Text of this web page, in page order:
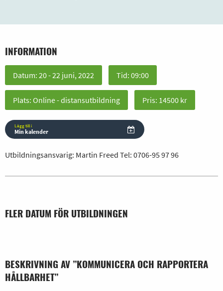
INFORMATION
Datum: 20 - 22 juni, 2022 Tid: 09:00
Plats: Online - distansutbildning Pris: 14500 kr
Lägg till i
Min kalender
Utbildningsansvarig: Martin Freed Tel: 0706-95 97 96
FLER DATUM FÖR UTBILDNINGEN
BESKRIVNING AV ”KOMMUNICERA OCH RAPPORTERA
HÅLLBARHET”